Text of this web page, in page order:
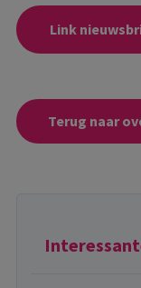
Link
Terug naar